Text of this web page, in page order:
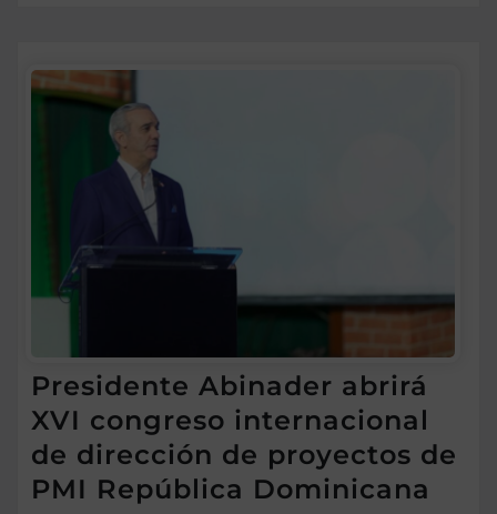
Presidente Abinader abrirá
XVI congreso internacional
de dirección de proyectos de
PMI República Dominicana